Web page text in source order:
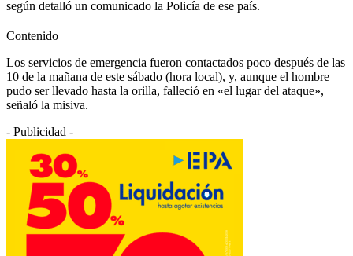
según detalló un comunicado la Policía de ese país.
Contenido
Los servicios de emergencia fueron contactados poco después de las
10 de la mañana de este sábado (hora local), y, aunque el hombre
pudo ser llevado hasta la orilla, falleció en «el lugar del ataque»,
señaló la misiva.
- Publicidad -